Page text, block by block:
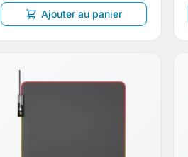
Ajouter au panier